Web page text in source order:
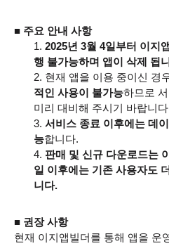
■ 주요 안내 사항
2025년 3월 4일부터 이지
행 불가능하며 앱이 삭제 됩
현재 앱을 이용 중이신 경
적인 사용이 불가능하므로
미리 대비해 주시기 바랍니
서비스 종료 이후에는 데
능합니다.
판매 및 신규 다운로드는
일 이후에는 기존 사용자도
니다.
■ 권장 사항
현재 이지앱빌더를 통해 앱을 운